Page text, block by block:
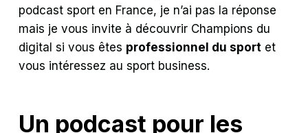
podcast sport en France, je n’ai pas la réponse
mais je vous invite à découvrir Champions du
digital si vous êtes professionnel du sport et
vous intéressez au sport business.
Un podcast pour les